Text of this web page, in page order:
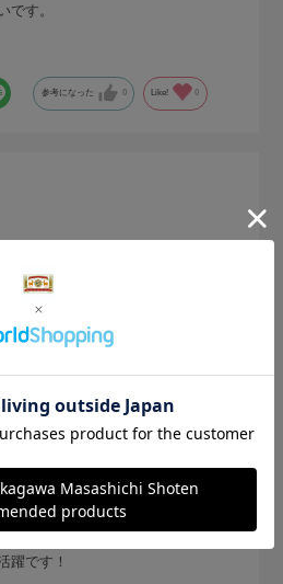
です。
参考になった 0 Like! 0
られずにWEBで購入。和洋どちら
躍です！